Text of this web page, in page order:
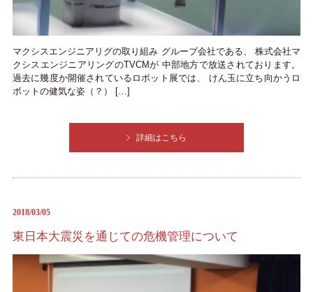
マクシスエンジニアリグの取り組み グループ会社である、 株式会社マ
クシスエンジニアリングのTVCMが 中部地方で放送されております。
過去に幾度か開催されているロボット展では、 けん玉に立ち向かうロ
ボットの健気な姿（？） […]
詳細はこちら
2018/03/05
東日本大震災を通じての危機管理について